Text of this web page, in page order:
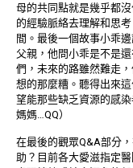
母的共同點就是幾乎都
的經驗脈絡去理解和思
間。最後一個故事小乖
父親，他問小乖是不是
們，未來的路雖然難走
想的那麼糟。聽得出來
望能那些缺乏資源的感
媽媽…QQ）
在最後的觀眾Q&A部分
助？目前各大愛滋指定